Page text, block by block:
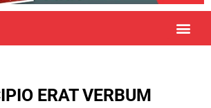
ERAT VERBUM